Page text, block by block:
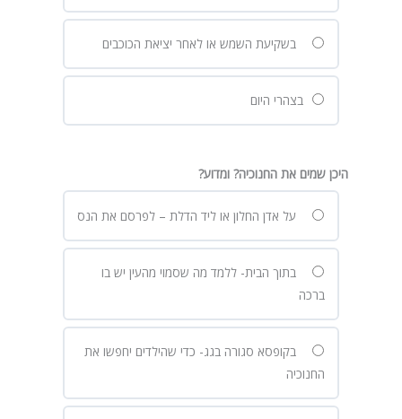
בשקיעת השמש או לאחר יציאת הכוכבים
בצהרי היום
היכן שמים את החנוכיה? ומדוע?
על אדן החלון או ליד הדלת – לפרסם את הנס
בתוך הבית- ללמד מה שסמוי מהעין יש בו
ברכה
בקופסא סגורה בגג- כדי שהילדים יחפשו את
החנוכיה